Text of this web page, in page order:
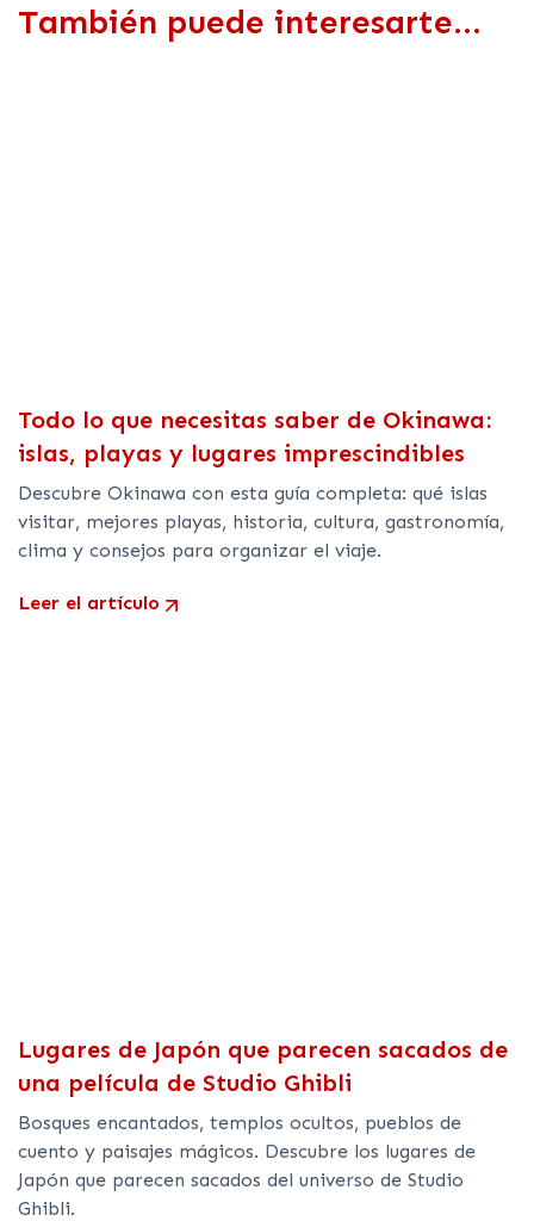
También puede interesarte...
Todo lo que necesitas saber de Okinawa:
islas, playas y lugares imprescindibles
Descubre Okinawa con esta guía completa: qué islas
visitar, mejores playas, historia, cultura, gastronomía,
clima y consejos para organizar el viaje.
Leer el artículo
Lugares de Japón que parecen sacados de
una película de Studio Ghibli
Bosques encantados, templos ocultos, pueblos de
cuento y paisajes mágicos. Descubre los lugares de
Japón que parecen sacados del universo de Studio
Ghibli.